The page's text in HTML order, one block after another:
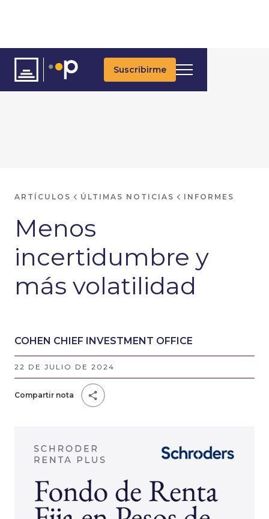
Suscribirme
ARTÍCULOS ÚLTIMAS NOTICIAS INFORMES
Menos
incertidumbre y
más volatilidad
COHEN CHIEF INVESTMENT OFFICE
22 DE JULIO DE 2024
Compartir nota